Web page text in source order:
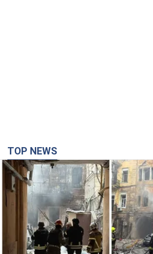
TOP NEWS